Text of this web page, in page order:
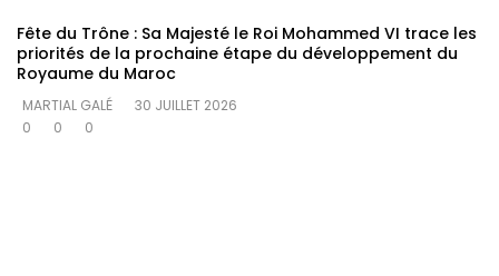
Fête du Trône : Sa Majesté le Roi Mohammed VI trace les
priorités de la prochaine étape du développement du
Royaume du Maroc
MARTIAL GALÉ
30 JUILLET 2026
0
0 0